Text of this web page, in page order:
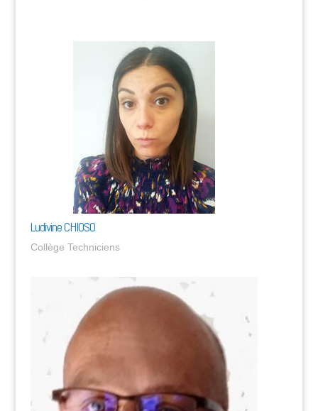
Ludivine CHIOSO
Collège Techniciens